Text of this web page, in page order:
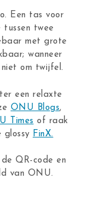
Een tas voor
twee
met grote
wanneer
om twijfel.
een relaxte
ONU Blogs,
Times of raak
glossy FinX.
QR-code en
van ONU.